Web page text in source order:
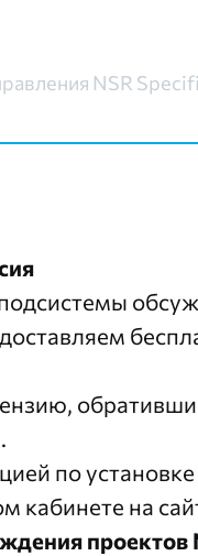
NSR
.
по установке
кабинете на
проектов